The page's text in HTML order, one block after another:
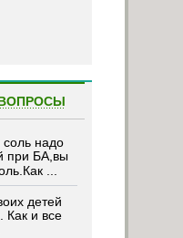
соль надо
при БА,вы
...
детей
Как и все